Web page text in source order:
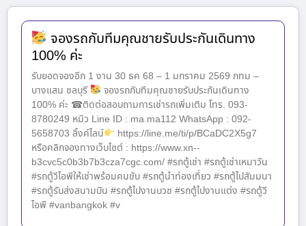
จองรถกับทีมคุณชายรับประกันเดินทาง
100% ค่ะ
รับยอดจองอีก 1 งาน 30 ธค 68 – 1 มกราคม 2569 กทม –
บางแสน ชลบุรี
จองรถกับทีมคุณชายรับประกันเดินทาง
100% ค่ะ ☎ติดต่อสอบถามการเช่ารถเพิ่มเติม โทร. 093-
8780249 หมิว Line ID : ma.ma112 WhatsApp : 092-
5658703 ลิ้งค์ไลน์
https://line.me/ti/p/BCaDC2X5g7
หรือคลิกจองทางเว็บไซต์ : https://www.xn--
b3cvc5c0b3b7b3cza7cgc.com/ #รถตู้เช่า #รถตู้เช่าเหมาวัน
#รถตู้วีไอพีให้เช่าพร้อมคนขับ #รถตู้นำท่องเที่ยว #รถตู้ไปสัมมนา
#รถตู้รับส่งสนามบิน #รถตู้ไปงานบวช #รถตู้ไปงานแต่ง #รถตู้วี
ไอพี #vanbangkok #v